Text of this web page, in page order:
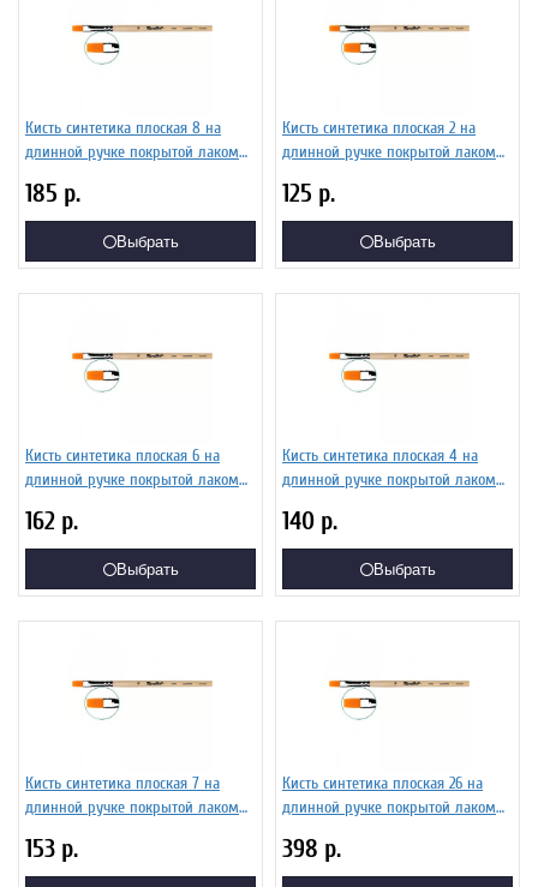
Кисть синтетика плоская 8 на
длинной ручке покрытой лаком
185 р.
Выбрать
Кисть синтетика плоская 2 на
длинной ручке покрытой лаком
125 р.
Выбрать
Кисть синтетика плоская 6 на
длинной ручке покрытой лаком
162 р.
Выбрать
Кисть синтетика плоская 4 на
длинной ручке покрытой лаком
140 р.
Выбрать
Кисть синтетика плоская 7 на
длинной ручке покрытой лаком
153 р.
Кисть синтетика плоская 26 на
длинной ручке покрытой лаком
398 р.